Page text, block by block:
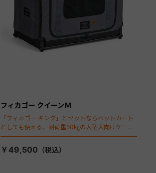
フィカゴー クイーンＭ
「フィカゴー キング」とセットならペットカート
としても使える、耐荷重50㎏の大型犬向けケージ
が登場！
￥49,500